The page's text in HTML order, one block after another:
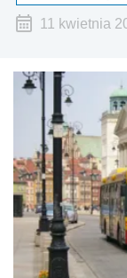
11 kwietnia